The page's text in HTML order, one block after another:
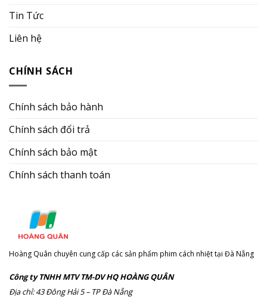
Tin Tức
Liên hệ
CHÍNH SÁCH
Chính sách bảo hành
Chính sách đổi trả
Chính sách bảo mật
Chính sách thanh toán
Hoàng Quân chuyên cung cấp các sản phẩm phim cách nhiệt tại Đà Nẵng
Công ty TNHH MTV TM-DV HQ HOÀNG QUÂN
Địa chỉ: 43 Đông Hải 5 – TP Đà Nẵng